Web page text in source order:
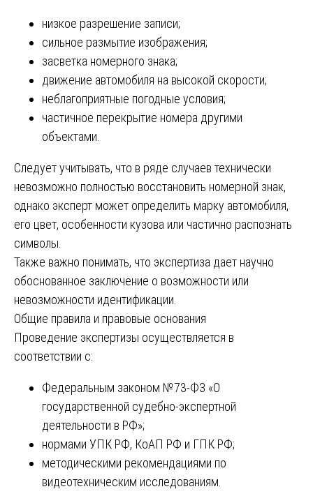
низкое разрешение записи;
сильное размытие изображения;
засветка номерного знака;
движение автомобиля на высокой скорости;
неблагоприятные погодные условия;
частичное перекрытие номера другими
объектами.
Следует учитывать, что в ряде случаев технически
невозможно полностью восстановить номерной знак,
однако эксперт может определить марку автомобиля,
его цвет, особенности кузова или частично распознать
символы.
Также важно понимать, что экспертиза дает научно
обоснованное заключение о возможности или
невозможности идентификации.
Общие правила и правовые основания
Проведение экспертизы осуществляется в
соответствии с:
Федеральным законом №73-ФЗ «О
государственной судебно-экспертной
деятельности в РФ»;
нормами УПК РФ, КоАП РФ и ГПК РФ;
методическими рекомендациями по
видеотехническим исследованиям.